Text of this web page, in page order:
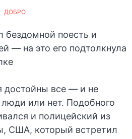
ДОБРО
достойны все — и не
или нет. Подобного
и полицейский из
США, который встретил